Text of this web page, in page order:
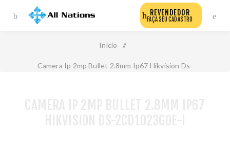
REVENDEDOR
FAÇA SEU CADASTRO
Início /
Camera Ip 2mp Bullet 2.8mm Ip67 Hikvision Ds-